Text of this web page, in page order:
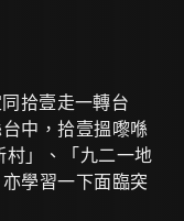
拾壹走一轉台
中，拾壹搵嚟喺
村」、「九二一地
學習一下面臨突